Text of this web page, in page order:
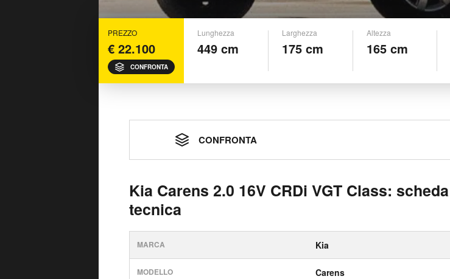
PREZZO
€ 22.100
CONFRONTA
Lunghezza
449 cm
Larghezza
175 cm
Altezza
165 cm
CONFRONTA
Kia Carens 2.0 16V CRDi VGT Class: scheda
tecnica
MARCA Kia
MODELLO Carens